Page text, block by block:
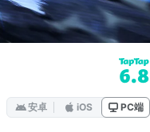
6.8
安卓 iOS PC端